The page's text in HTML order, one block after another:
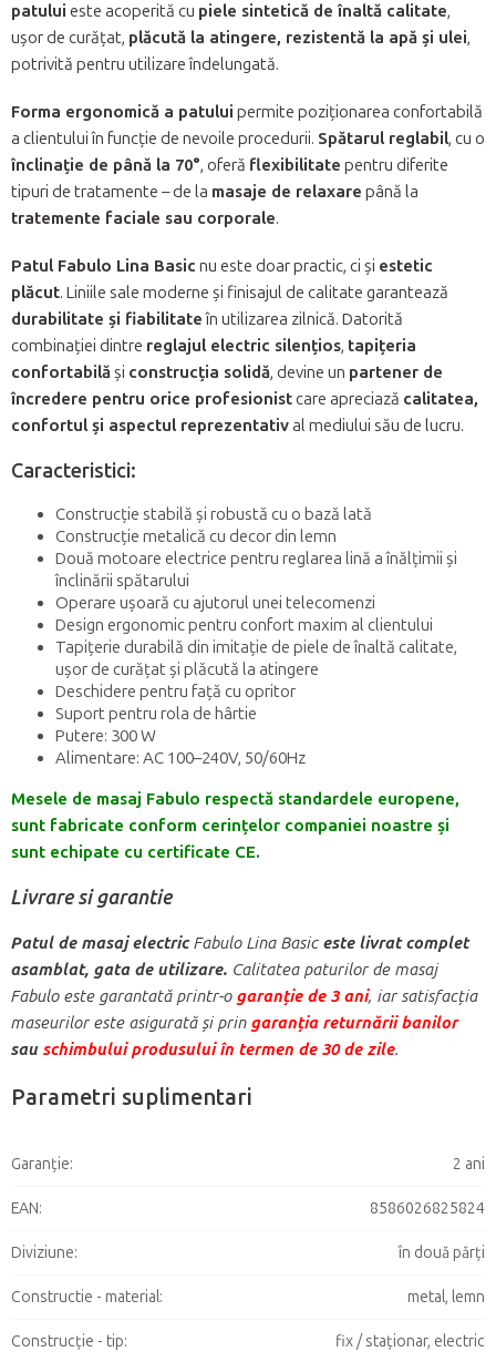
patului este acoperită cu piele sintetică de înaltă calitate,
ușor de curățat, plăcută la atingere, rezistentă la apă și ulei,
potrivită pentru utilizare îndelungată.
Forma ergonomică a patului permite poziționarea confortabilă
a clientului în funcție de nevoile procedurii. Spătarul reglabil, cu o
înclinație de până la 70°, oferă flexibilitate pentru diferite
tipuri de tratamente – de la masaje de relaxare până la
tratemente faciale sau corporale.
Patul Fabulo Lina Basic nu este doar practic, ci și estetic
plăcut. Liniile sale moderne și finisajul de calitate garantează
durabilitate și fiabilitateîn utilizarea zilnică. Datorită
combinației dintre reglajul electric silențios, tapițeria
confortabilăși construcția solidă, devine un partener de
încredere pentru orice profesionistcare apreciază calitatea,
confortul și aspectul reprezentatival mediului său de lucru.
Caracteristici:
Construcție stabilă și robustă cu o bază lată
Construcție metalică cu decor din lemn
Două motoare electrice pentru reglarea lină a înălțimii și
înclinării spătarului
Operare ușoară cu ajutorul unei telecomenzi
Design ergonomic pentru confort maxim al clientului
Tapițerie durabilă din imitație de piele de înaltă calitate,
ușor de curățat și plăcută la atingere
Deschidere pentru față cu opritor
Suport pentru rola de hârtie
Putere: 300 W
Alimentare: AC 100–240V, 50/60Hz
Mesele de masaj Fabulo respectă standardele europene,
sunt fabricate conform cerințelor companiei noastre și
sunt echipate cu certificate CE.
Livrare si garantie
Patul de masaj electric Fabulo Lina Basic este livrat complet
asamblat, gata de utilizare. Calitatea paturilor de masaj
Fabulo este garantată printr-o garanție de 3 ani, iar satisfacția
maseurilor este asigurată și prin garanția returnării banilor
sau schimbului produsului în termen de 30 de zile.
Parametri suplimentari
Garanţie: 2 ani
EAN: 8586026825824
Diviziune: în două părți
Constructie - material: metal, lemn
Construcție - tip: fix / staționar, electric